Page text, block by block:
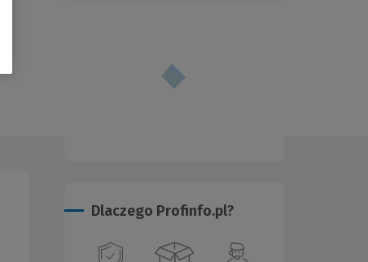
Dlaczego Profinfo.pl?